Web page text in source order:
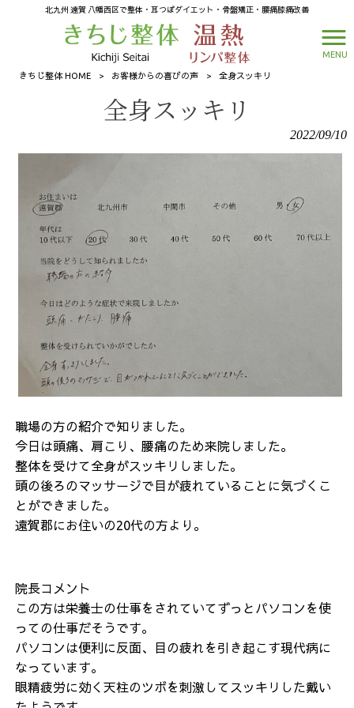
北九州 遠賀 八幡西区で整体・耳つぼダイエット・骨盤矯正・腰痛膝痛改善
MENU
きちじ整体 HOME > お客様からの喜びの声 > 全身スッキリ
全身スッキリ
2022/09/10
職場の方の紹介で知りました。
今日は頭痛、肩こり、腰痛のため来院しました。
整体を受けて全身がスッキリしました。
頭の後ろのマッサージで目が疲れていることに気づくこ
とができました。
遠賀郡にお住いの20代の方より。
院長コメント
この方は栄養士の仕事をされていてずっとパソコンを使
っての仕事だそうです。
パソコンは便利に反面、目の疲れを引き起こす現代病に
なっています。
眼精疲労に効く天柱のツボを刺激してスッキリした戴い